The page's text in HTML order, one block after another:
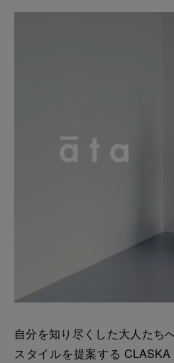
自分を知り尽くした大人たち
スタイルを提案する